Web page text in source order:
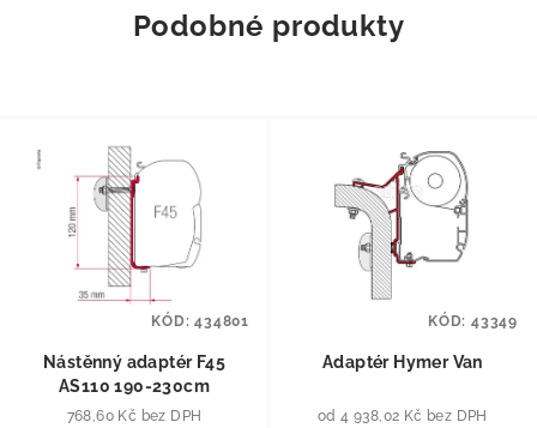
Podobné produkty
Nástěnný adaptér F45
AS110 190-230cm
768,60 Kč bez DPH
KÓD:434801
Adaptér Hymer Van
od 4 938,02 Kč bez DPH
KÓD: 43349